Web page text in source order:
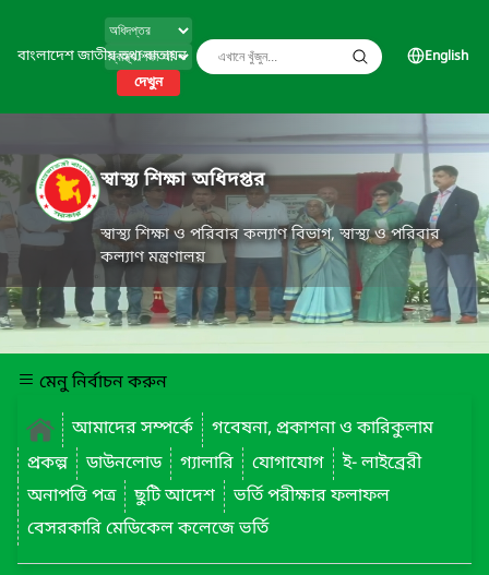
বাংলাদেশ জাতীয় তথ্য বাতায়ন
দেখুন
English
স্বাস্থ্য শিক্ষা অধিদপ্তর
স্বাস্থ্য শিক্ষা ও পরিবার কল্যাণ বিভাগ, স্বাস্থ্য ও পরিবার
কল্যাণ মন্ত্রণালয়
মেনু নির্বাচন করুন
আমাদের সম্পর্কে
গবেষনা, প্রকাশনা ও কারিকুলাম
প্রকল্প
ডাউনলোড গ্যালারি যোগাযোগ
ই- লাইব্রেরী
অনাপত্তি পত্র
ছুটি আদেশ
ভর্তি পরীক্ষার ফলাফল
বেসরকারি মেডিকেল কলেজে ভর্তি